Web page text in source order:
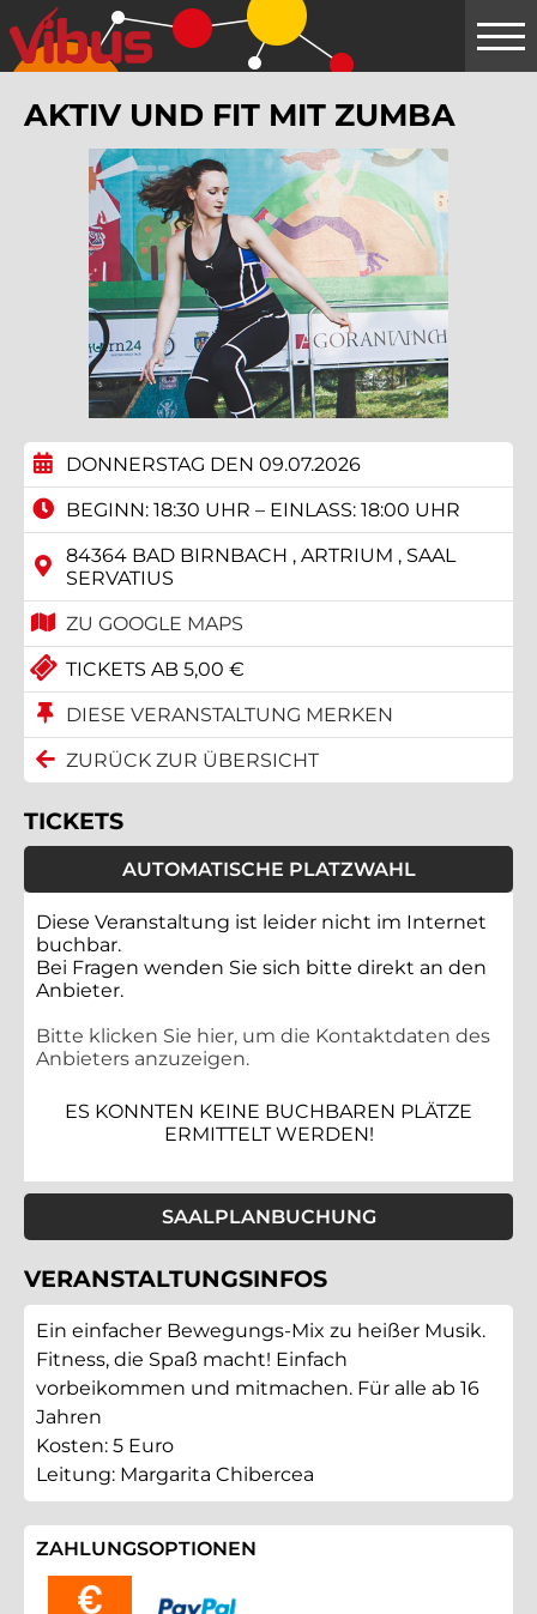
Springe
zum
Hauptinhalt
AKTIV UND FIT MIT ZUMBA
DONNERSTAG DEN 09.07.2026
BEGINN: 18:30 UHR – EINLASS: 18:00 UHR
84364 BAD BIRNBACH , ARTRIUM , SAAL
SERVATIUS
ZU GOOGLE MAPS
TICKETS AB 5,00 €
DIESE VERANSTALTUNG MERKEN
ZURÜCK ZUR ÜBERSICHT
TICKETS
AUTOMATISCHE PLATZWAHL
Diese Veranstaltung ist leider nicht im Internet
buchbar.
Bei Fragen wenden Sie sich bitte direkt an den
Anbieter.
Bitte klicken Sie hier, um die Kontaktdaten des
Anbieters anzuzeigen.
ES KONNTEN KEINE BUCHBAREN PLÄTZE
ERMITTELT WERDEN!
SAALPLANBUCHUNG
VERANSTALTUNGSINFOS
Ein einfacher Bewegungs-Mix zu heißer Musik.
Fitness, die Spaß macht! Einfach
vorbeikommen und mitmachen. Für alle ab 16
Jahren
Kosten: 5 Euro
Leitung: Margarita Chibercea
ZAHLUNGSOPTIONEN